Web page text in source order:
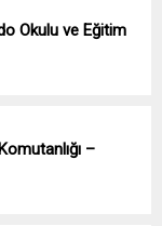
Okulu ve Eğitim
–